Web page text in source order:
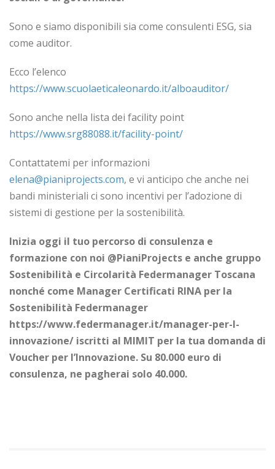
Sono e siamo disponibili sia come consulenti ESG, sia
come auditor.
Ecco l’elenco
https://www.scuolaeticaleonardo.it/alboauditor/
Sono anche nella lista dei facility point
https://www.srg88088.it/facility-point/
Contattatemi per informazioni
elena@pianiprojects.com, e vi anticipo che anche nei
bandi ministeriali ci sono incentivi per l’adozione di
sistemi di gestione per la sostenibilità.
Inizia oggi il tuo percorso di consulenza e
formazione con noi @PianiProjects e anche gruppo
Sostenibilità e Circolarità Federmanager Toscana
nonché come Manager Certificati RINA per la
Sostenibilità Federmanager
https://www.federmanager.it/manager-per-l-
innovazione/ iscritti al MIMIT per la tua domanda di
Voucher per l’Innovazione. Su 80.000 euro di
consulenza, ne pagherai solo 40.000.